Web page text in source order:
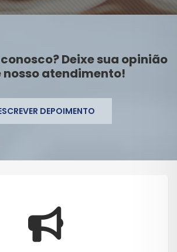
Deixe sua opinião
nosso atendimento!
DEPOIMENTO